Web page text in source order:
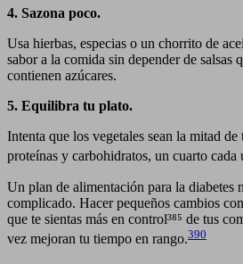
4. Sazona poco.
Usa hierbas, especias o un chorrito de
sabor a la comida sin depender de salsas
contienen azúcares.
5. Equilibra tu plato.
Intenta que los vegetales sean la mitad
proteínas y carbohidratos, un cuarto cada
Un plan de alimentación para la diabetes
complicado. Hacer pequeños cambios
que te sientas más en control³⁸⁵ de tus
vez mejoran tu tiempo en rango.390